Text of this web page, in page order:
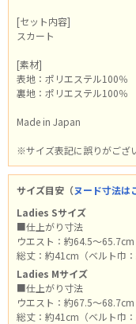
[セット内容]
スカート
[素材]
表地：ポリエステル100％
裏地：ポリエステル100％
Made in Japan
※サイズ表記に誤りがござ
サイズ目安（ヌード寸法は
Ladies Sサイズ
■仕上がり寸法
ウエスト：約64.5～65.7cm
総丈：約41cm（ベルト巾
Ladies Mサイズ
■仕上がり寸法
ウエスト：約67.5～68.7cm
総丈：約41cm（ベルト巾